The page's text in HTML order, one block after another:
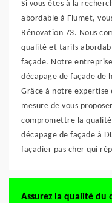
Si vous êtes à la
abordable à Flumet,
Rénovation 73. Nous
qualité et tarifs
façade. Notre
décapage de façade de
Grâce à notre expertise
mesure de vous
compromettre la
décapage de façade à
façadier pas cher qui
Assurez la qualité du